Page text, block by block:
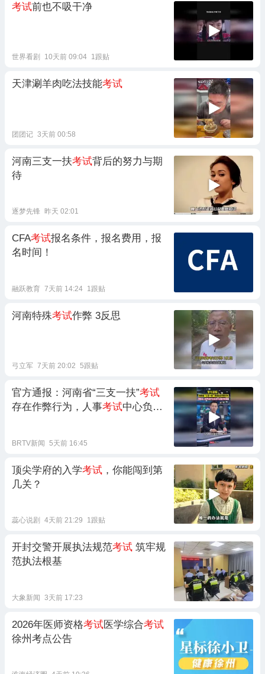
考试前也不吸干净
世界看剧 10天前 09:04 1跟贴
天津涮羊肉吃法技能考试
团团记 3天前 00:58
河南三支一扶考试背后的努力与期
待
逐梦先锋 昨天 02:01
CFA考试报名条件，报名费用，报
名时间！
融跃教育 7天前 14:24 1跟贴
河南特殊考试作弊 3反思
弓立军 7天前 20:02 5跟贴
官方通报：河南省“三支一扶”考试
存在作弊行为，人事考试中心负责
BRTV新闻 5天前 16:45
顶尖学府的入学考试 ，你能闯到第
几关？
蕊心说剧 4天前 21:29 1跟贴
开封交警开展执法规范考试 筑牢规
范执法根基
大象新闻 3天前 17:23
2026年医师资格考试医学综合考试
徐州考点公告